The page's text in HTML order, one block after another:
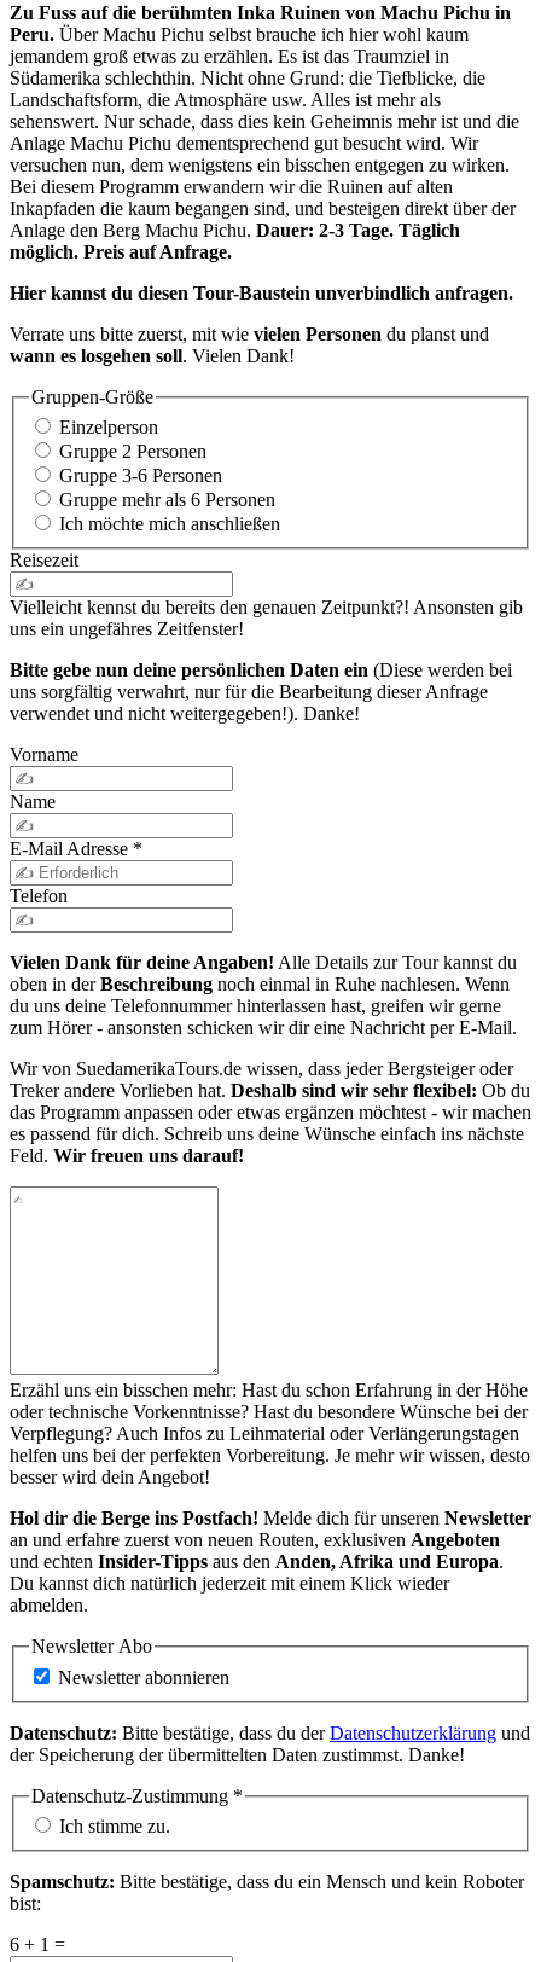
Zu Fuss auf die berühmten Inka Ruinen von Machu Pichu in
Peru. Über Machu Pichu selbst brauche ich hier wohl kaum
jemandem groß etwas zu erzählen. Es ist das Traumziel in
Südamerika schlechthin. Nicht ohne Grund: die Tiefblicke, die
Landschaftsform, die Atmosphäre usw. Alles ist mehr als
sehenswert. Nur schade, dass dies kein Geheimnis mehr ist und die
Anlage Machu Pichu dementsprechend gut besucht wird. Wir
versuchen nun, dem wenigstens ein bisschen entgegen zu wirken.
Bei diesem Programm erwandern wir die Ruinen auf alten
Inkapfaden die kaum begangen sind, und besteigen direkt über der
Anlage den Berg Machu Pichu. Dauer: 2-3 Tage. Täglich
möglich. Preis auf Anfrage.
Hier kannst du diesen Tour-Baustein unverbindlich anfragen.
Verrate uns bitte zuerst, mit wie vielen Personen du planst und
wann es losgehen soll. Vielen Dank!
Gruppen-Größe
Einzelperson
Gruppe 2 Personen
Gruppe 3-6 Personen
Gruppe mehr als 6 Personen
Ich möchte mich anschließen
Reisezeit
Vielleicht kennst du bereits den genauen Zeitpunkt?! Ansonsten gib
uns ein ungefähres Zeitfenster!
Bitte gebe nun deine persönlichen Daten ein (Diese werden bei
uns sorgfältig verwahrt, nur für die Bearbeitung dieser Anfrage
verwendet und nicht weitergegeben!). Danke!
Vorname
Name
E-Mail Adresse *
Telefon
Vielen Dank für deine Angaben! Alle Details zur Tour kannst du
oben in derBeschreibung noch einmal in Ruhe nachlesen. Wenn
du uns deine Telefonnummer hinterlassen hast, greifen wir gerne
zum Hörer - ansonsten schicken wir dir eine Nachricht per E-Mail.
Wir von SuedamerikaTours.de wissen, dass jeder Bergsteiger oder
Treker andere Vorlieben hat. Deshalb sind wir sehr flexibel: Ob du
das Programm anpassen oder etwas ergänzen möchtest - wir machen
es passend für dich. Schreib uns deine Wünsche einfach ins nächste
Feld. Wir freuen uns darauf!
Erzähl uns ein bisschen mehr: Hast du schon Erfahrung in der Höhe
oder technische Vorkenntnisse? Hast du besondere Wünsche bei der
Verpflegung? Auch Infos zu Leihmaterial oder Verlängerungstagen
helfen uns bei der perfekten Vorbereitung. Je mehr wir wissen, desto
besser wird dein Angebot!
Hol dir die Berge ins Postfach! Melde dich für unseren Newsletter
an und erfahre zuerst von neuen Routen, exklusiven Angeboten
und echten Insider-Tipps aus den Anden, Afrika und Europa.
Du kannst dich natürlich jederzeit mit einem Klick wieder
abmelden.
Newsletter Abo
Newsletter abonnieren
Datenschutz: Bitte bestätige, dass du derDatenschutzerklärung und
der Speicherung der übermittelten Daten zustimmst. Danke!
Datenschutz-Zustimmung *
Ich stimme zu.
Spamschutz: Bitte bestätige, dass du ein Mensch und kein Roboter
bist:
6 + 1 =